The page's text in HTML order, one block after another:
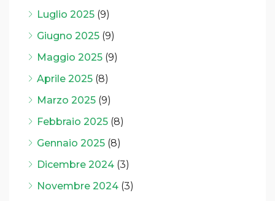
Luglio 2025 (9)
Giugno 2025 (9)
Maggio 2025 (9)
Aprile 2025 (8)
Marzo 2025 (9)
Febbraio 2025 (8)
Gennaio 2025 (8)
Dicembre 2024 (3)
Novembre 2024 (3)